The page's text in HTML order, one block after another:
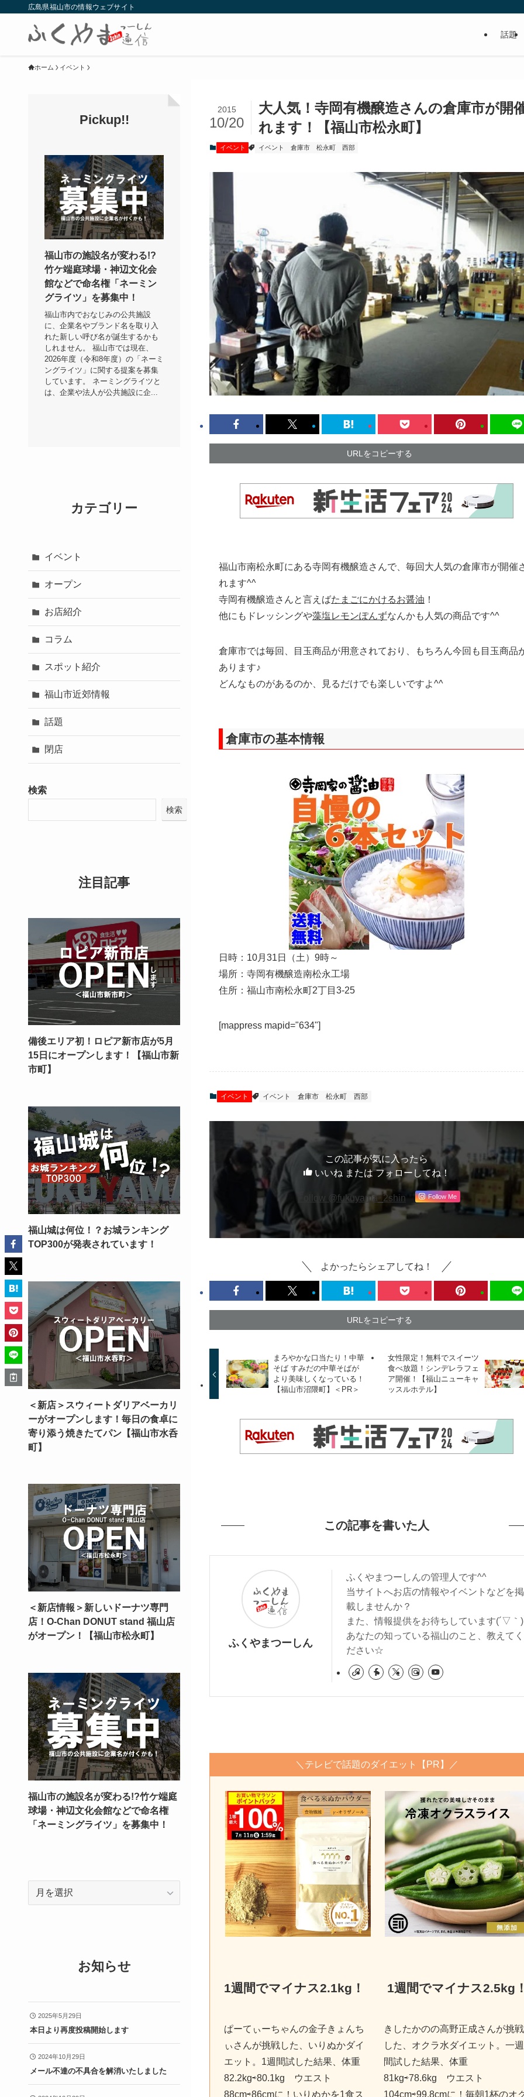
広島県福山市の情報ウェブサイト
話題
ホーム イベント
大人気！寺岡有機醸造さんの倉庫市が開
れます！【福山市松永町】
2015
10/20
イベント イベント 倉庫市 松永町 西部
URLをコピーする
福山市南松永町にある寺岡有機醸造さんで、毎回大人気の倉庫市が開催
れます^^
寺岡有機醸造さんと言えばたまごにかけるお醤油 ！
他にもドレッシングや藻塩レモンぽんずなんかも人気の商品です^^
倉庫市では毎回、目玉商品が用意されており、もちろん今回も目玉商品
あります♪
どんなものがあるのか、見るだけでも楽しいですよ^^
倉庫市の基本情報
日時：10月31日（土）9時～
場所：寺岡有機醸造南松永工場
住所：福山市南松永町2丁目3-25
[mappress mapid="634"]
イベント イベント 倉庫市 松永町 西部
この記事が気に入ったら
いいね または フォローしてね！
Follow @fukuyama_2shin Follow Me
よかったらシェアしてね！
URLをコピーする
まろやかな口当たり！中華
そば すみだの中華そばが
より美味しくなっている！
【福山市沼隈町】＜PR＞
女性限定！無料でスイーツ
食べ放題！シンデレラフェ
ア開催！【福山ニューキャ
ッスルホテル】
この記事を書いた人
ふくやまつーしん
ふくやまつーしんの管理人です^^
当サイトへお店の情報やイベントなどを掲
載しませんか？
また、情報提供をお待ちしています(´▽｀)
あなたの知っている福山のこと、教えてく
ださい☆
＼テレビで話題のダイエット【PR】／
1週間でマイナス2.1kg ！
ぱーてぃーちゃんの金子きょんち
ぃさんが挑戦した、いりぬかダイ
エット。1週間試した結果、体重
82.2kg⇨80.1kg ウエスト
88cm⇨86cmに！いりぬかを1食ス
1週間でマイナス2.5kg
きしたかのの高野正成さんが挑戦
した、オクラ水ダイエット。一週
間試した結果、体重
81kg⇨78.6kg ウエスト
104cm⇨99.8cmに！毎朝1杯のオ
Pickup!!
福山市の施設名が変わる!?
竹ケ端庭球場・神辺文化会
館などで命名権「ネーミン
グライツ」を募集中！
福山市内でおなじみの公共施設
に、企業名やブランド名を取り入
れた新しい呼び名が誕生するかも
しれません。 福山市では現在、
2026年度（令和8年度）の「ネーミ
ングライツ」に関する提案を募集
しています。 ネーミングライツと
は、企業や法人が公共施設に企...
カテゴリー
イベント
オープン
お店紹介
コラム
スポット紹介
福山市近郊情報
話題
閉店
検索
検索
注目記事
備後エリア初！ロピア新市店が5月
15日にオープンします！【福山市新
市町】
福山城は何位！？お城ランキング
TOP300が発表されています！
＜新店＞スウィートダリアベーカリ
ーがオープンします！毎日の食卓に
寄り添う焼きたてパン【福山市水呑
町】
＜新店情報＞新しいドーナツ専門
店！O-Chan DONUT stand 福山店
がオープン！【福山市松永町】
福山市の施設名が変わる!?竹ケ端庭
球場・神辺文化会館などで命名権
「ネーミングライツ」を募集中！
ー
お知らせ
2025年5月29日
本日より再度投稿開始します
2024年10月29日
メール不達の不具合を解消いたしました